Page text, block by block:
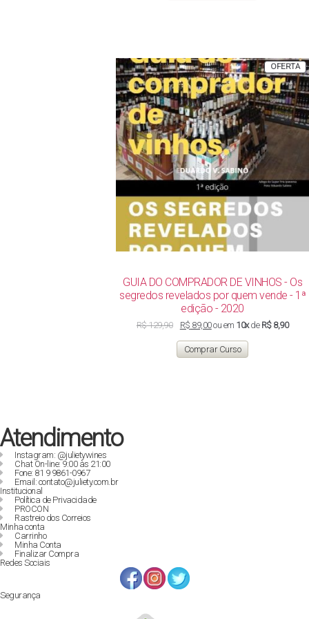
R$ 142,00. R$ 119,00.
OFERTA
GUIA DO COMPRADOR DE VINHOS - Os
segredos revelados por quem vende - 1ª
edição - 2020
R$129,90
original
era:
R$ 129,90.
R$ 89,00O
atual
é:
R$ 89,00.
ou em 10xde R$ 8,90
Comprar Curso
Atendimento
Instagram: @julietywines
Chat On-line: 9:00 às 21:00
Fone: 81 9 9861-0967
Email: contato@juliety.com.br
Institucional
Política de Privacidade
PROCON
Rastreio dos Correios
Minha conta
Carrinho
Minha Conta
Finalizar Compra
Redes Sociais
Segurança